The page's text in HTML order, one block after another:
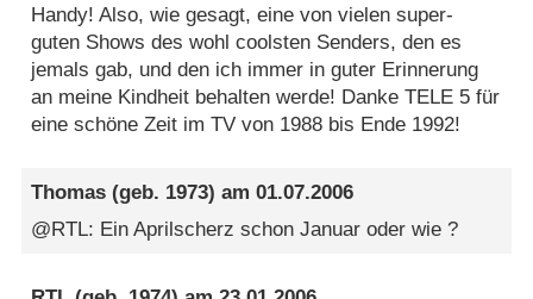
Handy! Also, wie gesagt, eine von vielen super-
guten Shows des wohl coolsten Senders, den es
jemals gab, und den ich immer in guter Erinnerung
an meine Kindheit behalten werde! Danke TELE 5 für
eine schöne Zeit im TV von 1988 bis Ende 1992!
Thomas (geb. 1973) am01.07.2006
@RTL: Ein Aprilscherz schon Januar oder wie ?